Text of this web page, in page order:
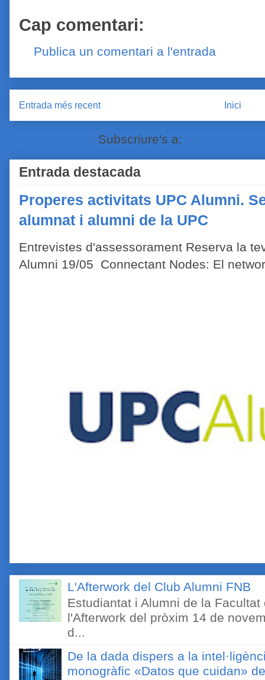
Cap comentari:
Publica un comentari a l'entrada
Entrada més recent Inici
Subscriure's a:
Entrada destacada
Properes activitats UPC Alumni.
alumnat i alumni de la UPC
Entrevistes d'assessorament Reserva la
Alumni 19/05 Connectant Nodes: El
L'Afterwork del Club Alumni FNB
Estudiantat i Alumni de la
l'Afterwork del pròxim 14 de
d...
De la dada dispers a la
monogràfic «Datos que cuidan»